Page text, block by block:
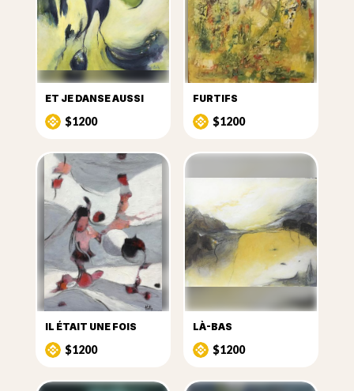
ET JE DANSE AUSSI
$1200
FURTIFS
$1200
IL ÉTAIT UNE FOIS
$1200
LÀ-BAS
$1200